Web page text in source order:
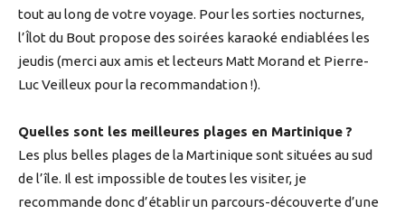
tout au long de votre voyage. Pour les sorties nocturnes,
l’Îlot du Bout propose des soirées karaoké endiablées les
jeudis (merci aux amis et lecteurs Matt Morand et Pierre-
Luc Veilleux pour la recommandation !).
Quelles sont les meilleures plages en Martinique ?
Les plus belles plages de la Martinique sont situées au sud
de l’île. Il est impossible de toutes les visiter, je
recommande donc d’établir un parcours-découverte d’une